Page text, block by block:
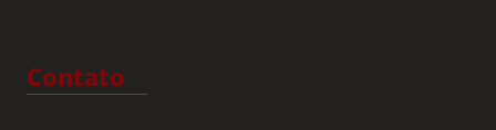
Contato